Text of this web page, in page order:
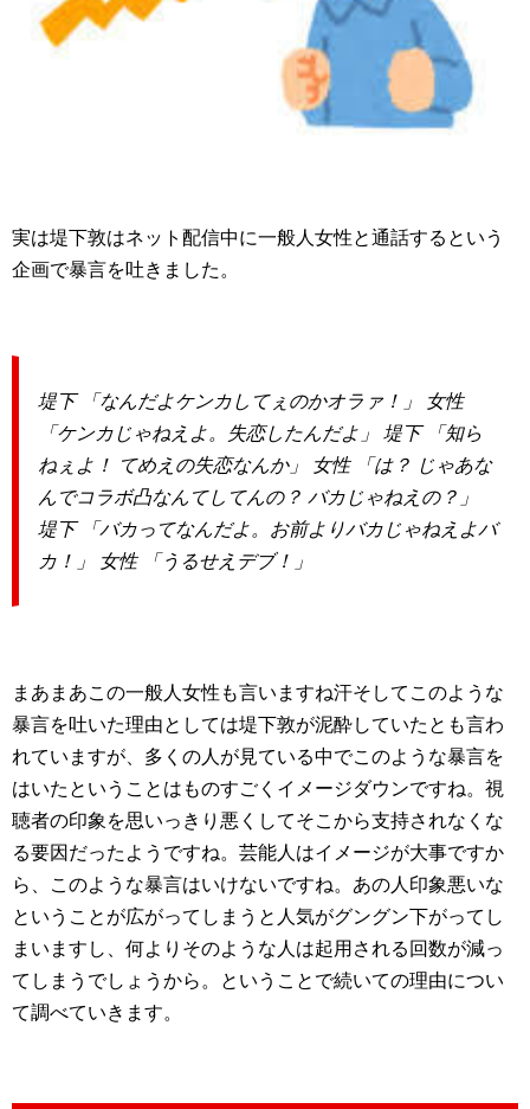
実は堤下敦はネット配信中に一般人女性と通話するという
企画で暴言を吐きました。
堤下 「なんだよケンカしてぇのかオラァ！」 女性
「ケンカじゃねえよ。失恋したんだよ」 堤下 「知ら
ねぇよ！ てめえの失恋なんか」 女性 「は？ じゃあな
んでコラボ凸なんてしてんの？ バカじゃねえの？」
堤下 「バカってなんだよ。お前よりバカじゃねえよバ
カ！」 女性 「うるせえデブ！」
まあまあこの一般人女性も言いますね汗そしてこのような
暴言を吐いた理由としては堤下敦が泥酔していたとも言わ
れていますが、多くの人が見ている中でこのような暴言を
はいたということはものすごくイメージダウンですね。視
聴者の印象を思いっきり悪くしてそこから支持されなくな
る要因だったようですね。芸能人はイメージが大事ですか
ら、このような暴言はいけないですね。あの人印象悪いな
ということが広がってしまうと人気がグングン下がってし
まいますし、何よりそのような人は起用される回数が減っ
てしまうでしょうから。ということで続いての理由につい
て調べていきます。